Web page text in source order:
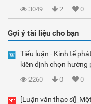
3049 2 0
Gợi ý tài liệu cho bạn
Tiểu luận - Kinh tế
kiên định chọn
2260 0 0
[Luận văn thạc